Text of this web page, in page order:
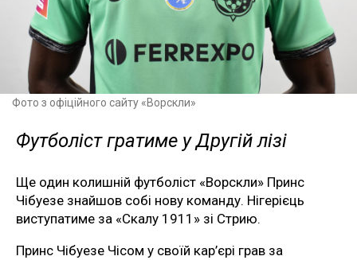
Фото з офіційного сайту «Ворскли»
Футболіст гратиме у Другій лізі
Ще один колишній футболіст «Ворскли» Принс
Чібуезе знайшов собі нову команду. Нігерієць
виступатиме за «Скалу 1911» зі Стрию.
Принс Чібуезе Чісом у своїй кар’єрі грав за